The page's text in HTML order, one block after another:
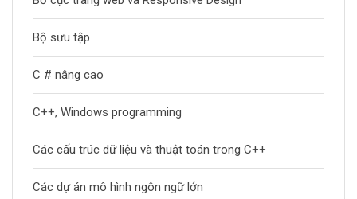
Bộ sưu tập
C # nâng cao
C++, Windows programming
Các cấu trúc dữ liệu và thuật toán trong C++
Các dự án mô hình ngôn ngữ lớn